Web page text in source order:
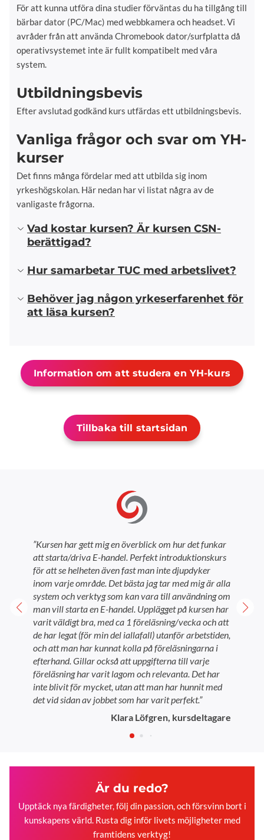
För att kunna utföra dina studier förväntas du ha tillgång till
bärbar dator (PC/Mac) med webbkamera och headset. Vi
avråder från att använda Chromebook dator/surfplatta då
operativsystemet inte är fullt kompatibelt med våra
system.
Utbildningsbevis
Efter avslutad godkänd kurs utfärdas ett utbildningsbevis.
Vanliga frågor och svar om YH-
kurser
Det finns många fördelar med att utbilda sig inom
yrkeshögskolan. Här nedan har vi listat några av de
vanligaste frågorna.
Vad kostar kursen? Är kursen CSN-
berättigad?
Hur samarbetar TUC med arbetslivet?
Behöver jag någon yrkeserfarenhet för
att läsa kursen?
Information om att studera en YH-kurs
Tillbaka till startsidan
”Kursen har gett mig en överblick om hur det funkar
att starta/driva E-handel. Perfekt introduktionskurs
för att se helheten även fast man inte djupdyker
inom varje område. Det bästa jag tar med mig är alla
system och verktyg som kan vara till användning om
man vill starta en E-handel. Upplägget på kursen har
varit väldigt bra, med ca 1 föreläsning/vecka och att
de har legat (för min del iallafall) utanför arbetstiden,
och att man har kunnat kolla på föreläsningarna i
efterhand. Gillar också att uppgifterna till varje
föreläsning har varit lagom och relevanta. Det har
inte blivit för mycket, utan att man har hunnit med
det vid sidan av jobbet som har varit perfekt.”
Klara Löfgren, kursdeltagare
Är du redo?
Upptäck nya färdigheter, följ din passion, och försvinn bort i
kunskapens värld. Rusta dig inför livets möjligheter med
framtidens verktyg!